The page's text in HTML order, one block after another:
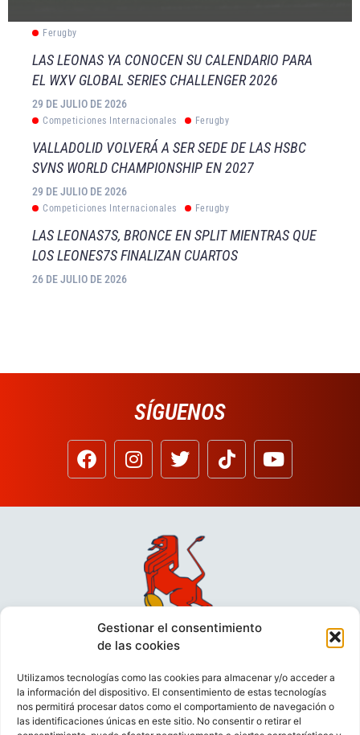
Gestionar el consentimiento
de las cookies
Utilizamos tecnologías como las cookies para almacenar y/o acceder a
la información del dispositivo. El consentimiento de estas tecnologías
nos permitirá procesar datos como el comportamiento de navegación o
las identificaciones únicas en este sitio. No consentir o retirar el
Ferugby
LAS LEONAS YA CONOCEN SU CALENDARIO PARA
EL WXV GLOBAL SERIES CHALLENGER 2026
29 DE JULIO DE 2026
Competiciones Internacionales Ferugby
VALLADOLID VOLVERÁ A SER SEDE DE LAS HSBC
SVNS WORLD CHAMPIONSHIP EN 2027
29 DE JULIO DE 2026
Competiciones Internacionales Ferugby
LAS LEONAS7S, BRONCE EN SPLIT MIENTRAS QUE
LOS LEONES7S FINALIZAN CUARTOS
26 DE JULIO DE 2026
SÍGUENOS